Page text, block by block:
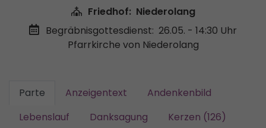
Friedhof: Niederolang
Begräbnisgottesdienst: 26.05. - 14:30 Uhr
Pfarrkirche von Niederolang
Parte Anzeigentext
Andenkenbild
Lebenslauf
Danksagung
Kerzen (126)